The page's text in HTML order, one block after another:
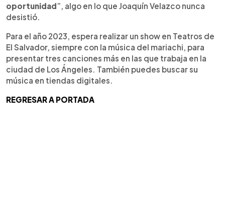
oportunidad”, algo en lo que Joaquín Velazco nunca
desistió.
Para el año 2023, espera realizar un show en Teatros de
El Salvador, siempre con la música del mariachi, para
presentar tres canciones más en las que trabaja en la
ciudad de Los Ángeles. También puedes buscar su
música en tiendas digitales.
REGRESAR A PORTADA